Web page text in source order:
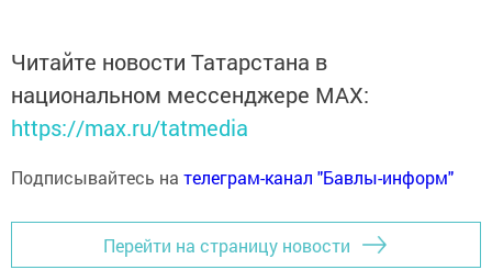
Читайте новости Татарстана в
национальном мессенджере MАХ:
https://max.ru/tatmedia
Подписывайтесь на телеграм-канал "Бавлы-информ"
Перейти на страницу новости